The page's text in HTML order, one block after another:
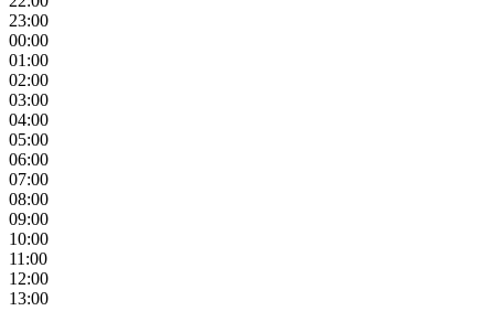
23:00
00:00
01:00
02:00
03:00
04:00
05:00
06:00
07:00
08:00
09:00
10:00
11:00
12:00
13:00